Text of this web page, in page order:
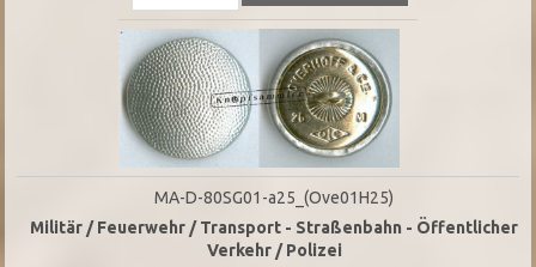
MA-D-80SG01-a25_(Ove01H25)
Militär / Feuerwehr / Transport - Straßenbahn - Öffentlicher
Verkehr / Polizei